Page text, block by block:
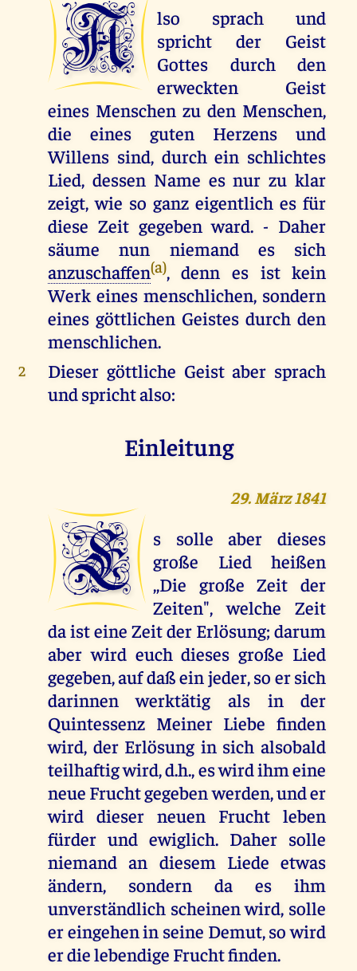
A
lso sprach und
spricht der Geist
Gottes durch den
erweckten Geist
eines Menschen zu den Menschen,
die eines guten Herzens und
Willens sind, durch ein schlichtes
Lied, dessen Name es nur zu klar
zeigt, wie so ganz eigentlich es für
diese Zeit gegeben ward. - Daher
säume nun niemand es sich
anzuschaffen(a), denn es ist kein
Werk eines menschlichen, sondern
eines göttlichen Geistes durch den
menschlichen.
2
Dieser göttliche Geist aber sprach
und spricht also:
Einleitung
29. März 1841
E
s solle aber dieses
große Lied heißen
,,Die große Zeit der
Zeiten", welche Zeit
da ist eine Zeit der Erlösung; darum
aber wird euch dieses große Lied
gegeben, auf daß ein jeder, so er sich
darinnen werktätig als in der
Quintessenz Meiner Liebe finden
wird, der Erlösung in sich alsobald
teilhaftig wird, d.h., es wird ihm eine
neue Frucht gegeben werden, und er
wird dieser neuen Frucht leben
fürder und ewiglich. Daher solle
niemand an diesem Liede etwas
ändern, sondern da es ihm
unverständlich scheinen wird, solle
er eingehen in seine Demut, so wird
er die lebendige Frucht finden.